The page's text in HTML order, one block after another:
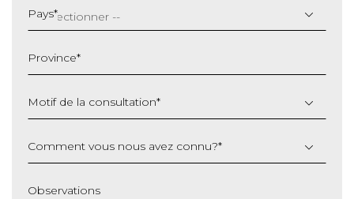
slash
MM
AAAA
Pays*
Province*
Motif de la consultation*
Comment vous nous avez connu?*
Observations